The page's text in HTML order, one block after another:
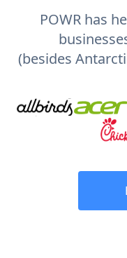
POWR has
(besides